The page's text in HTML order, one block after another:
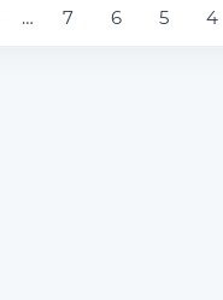
4
5
6
7
…